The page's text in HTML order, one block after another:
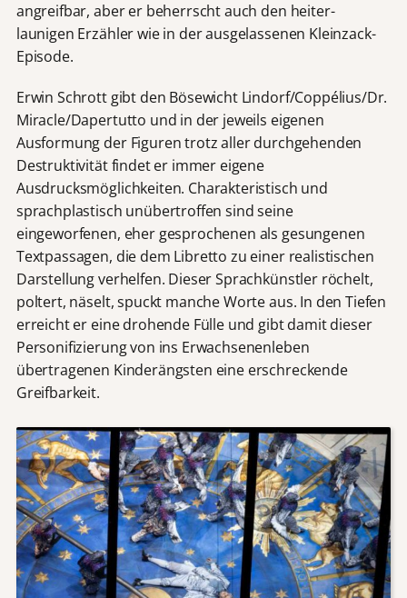
angreifbar, aber er beherrscht auch den heiter-
launigen Erzähler wie in der ausgelassenen Kleinzack-
Episode.
Erwin Schrott gibt den Bösewicht Lindorf/Coppélius/Dr.
Miracle/Dapertutto und in der jeweils eigenen
Ausformung der Figuren trotz aller durchgehenden
Destruktivität findet er immer eigene
Ausdrucksmöglichkeiten. Charakteristisch und
sprachplastisch unübertroffen sind seine
eingeworfenen, eher gesprochenen als gesungenen
Textpassagen, die dem Libretto zu einer realistischen
Darstellung verhelfen. Dieser Sprachkünstler röchelt,
poltert, näselt, spuckt manche Worte aus. In den Tiefen
erreicht er eine drohende Fülle und gibt damit dieser
Personifizierung von ins Erwachsenenleben
übertragenen Kinderängsten eine erschreckende
Greifbarkeit.